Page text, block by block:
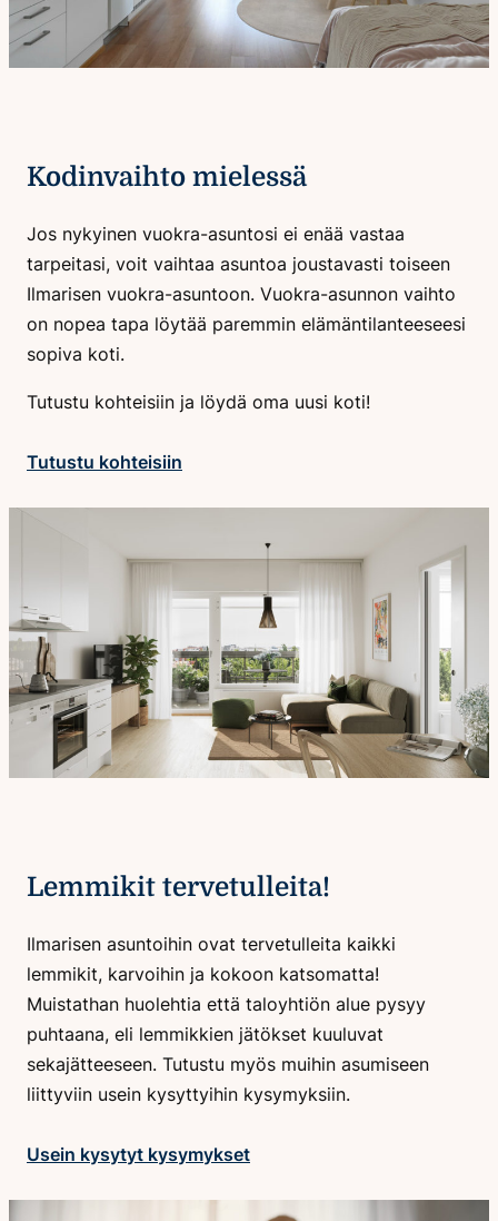
Kodinvaihto mielessä
Jos nykyinen vuokra-asuntosi ei enää vastaa
tarpeitasi, voit vaihtaa asuntoa joustavasti toiseen
Ilmarisen vuokra-asuntoon. Vuokra-asunnon vaihto
on nopea tapa löytää paremmin elämäntilanteeseesi
sopiva koti.
Tutustu kohteisiin ja löydä oma uusi koti!
Tutustu kohteisiin
Lemmikit tervetulleita!
Ilmarisen asuntoihin ovat tervetulleita kaikki
lemmikit, karvoihin ja kokoon katsomatta!
Muistathan huolehtia että taloyhtiön alue pysyy
puhtaana, eli lemmikkien jätökset kuuluvat
sekajätteeseen. Tutustu myös muihin asumiseen
liittyviin usein kysyttyihin kysymyksiin.
Usein kysytyt kysymykset